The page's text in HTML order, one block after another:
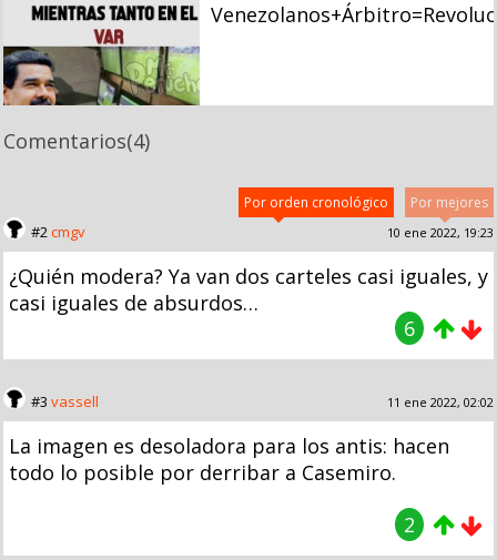
Comentarios(4)
Por mejores
Por orden cronológico
#2cmgv 10 ene 2022, 19:23
¿Quién modera? Ya van dos carteles casi iguales, y
casi iguales de absurdos…
6
#3 vassell 11 ene 2022, 02:02
La imagen es desoladora para los antis: hacen
todo lo posible por derribar a Casemiro.
2